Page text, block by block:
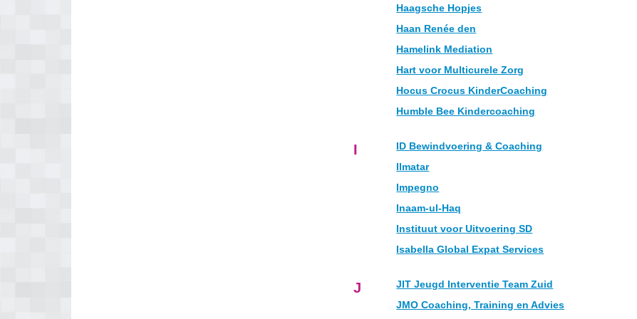
Haagsche Hopjes
Haan Renée den
Hamelink Mediation
Hart voor Multicurele Zorg
Hocus Crocus KinderCoaching
Humble Bee Kindercoaching
I
ID Bewindvoering & Coaching
Ilmatar
Impegno
Inaam-ul-Haq
Instituut voor Uitvoering SD
Isabella Global Expat Services
J
JIT Jeugd Interventie Team Zuid
JMO Coaching, Training en Advies